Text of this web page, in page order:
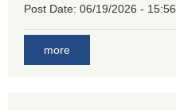
Post Date: 06/19/2026 - 15:56
more